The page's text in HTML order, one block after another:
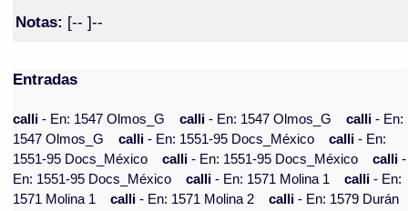
Notas: [-- ]--
Entradas
calli- En: 1547 Olmos_G calli- En: 1547 Olmos_G calli- En:
1547 Olmos_G
calli- En: 1551-95 Docs_México calli- En:
1551-95 Docs_México
calli- En: 1551-95 Docs_México calli-
En: 1551-95 Docs_México
calli- En: 1571 Molina 1 calli- En:
1571 Molina 1
calli- En: 1571 Molina 2 calli- En: 1579 Durán